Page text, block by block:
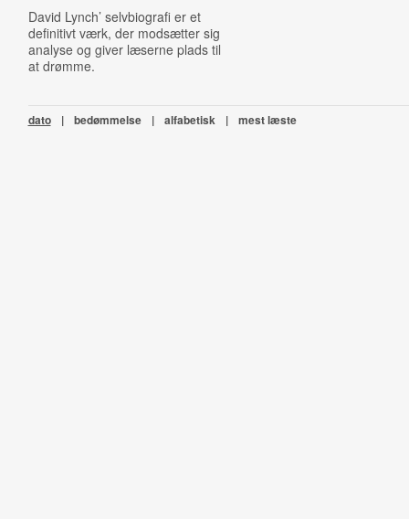
David Lynch’ selvbiografi er et
definitivt værk, der modsætter sig
analyse og giver læserne plads til
at drømme.
dato | bedømmelse | alfabetisk | mest læste